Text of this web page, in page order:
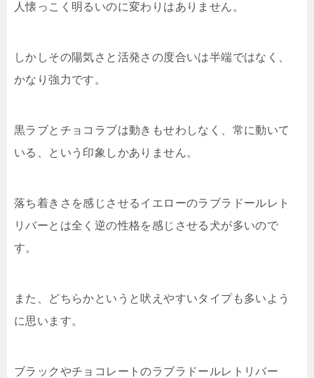
人懐っこく明るいのに変わりはありません。
しかしその陽気さと活発さの度合いは半端ではなく、
かなり強力です。
黒ラブとチョコラブは動きもせわしなく、常に動いて
いる、という印象しかありません。
落ち着きさを感じさせるイエローのラブラドールレト
リバーとは全く逆の性格を感じさせる犬が多いので
す。
また、どちらかというと吠えやすいタイプも多いよう
に思います。
ブラックやチョコレートのラブラドールレトリバー